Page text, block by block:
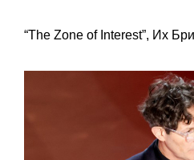
“The Zone of Interest”, Их